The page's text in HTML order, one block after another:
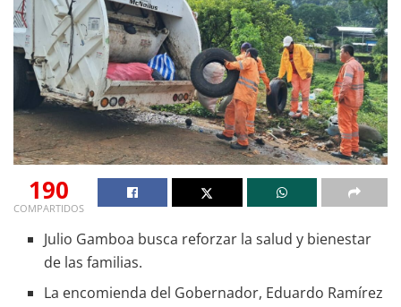
190
COMPARTIDOS
Julio Gamboa busca reforzar la salud y bienestar
de las familias.
La encomienda del Gobernador, Eduardo Ramírez